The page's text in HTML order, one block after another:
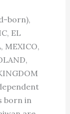
born),
EL
MEXICO,
born in